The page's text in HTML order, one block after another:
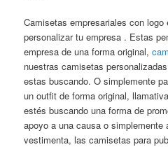
Camisetas empresariales con logo
personalizar tu empresa . Estas
empresa de una forma original,
nuestras camisetas
estas buscando. O simplemente
un outfit de forma original,
estés buscando una forma de
apoyo a una causa o
vestimenta, las camisetas para